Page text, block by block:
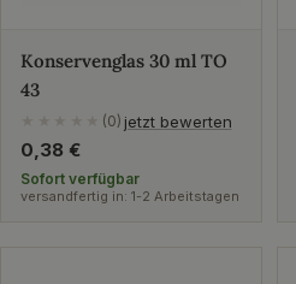
Konservenglas 30 ml TO
43
(0) jetzt bewerten
Regulärer
Preis
0,38 €
Sofort verfügbar
versandfertig in: 1-2 Arbeitstagen